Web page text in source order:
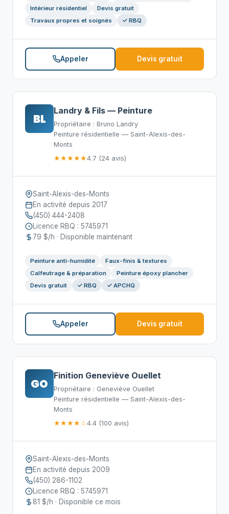
Intérieur résidentiel
Devis gratuit
Travaux propres et soignés
✓ RBQ
Appeler Devis gratuit
BL
Landry & Fils — Peinture
Propriétaire : Bruno Landry
Peinture résidentielle — Saint-Alexis-des-
Monts
★★★★★4.7 (24 avis)
Saint-Alexis-des-Monts
En activité depuis 2017
(450) 444-2408
Licence RBQ : 5745971
79 $/h · Disponible maintenant
Peinture anti-humidité
Faux-finis & textures
Calfeutrage & préparation
Peinture époxy plancher
Devis gratuit
✓ RBQ ✓ APCHQ
Appeler Devis gratuit
GO
Finition Geneviève Ouellet
Propriétaire : Geneviève Ouellet
Peinture résidentielle — Saint-Alexis-des-
Monts
★★★★☆4.4 (100 avis)
Saint-Alexis-des-Monts
En activité depuis 2009
(450) 286-1102
Licence RBQ : 5745971
81 $/h · Disponible ce mois